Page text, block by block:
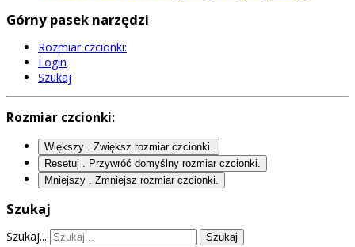
Górny pasek narzędzi
Rozmiar czcionki:
Login
Szukaj
Rozmiar czcionki:
Większy
. Zwiększ rozmiar czcionki.
Resetuj
. Przywróć domyślny rozmiar czcionki.
Mniejszy
. Zmniejsz rozmiar czcionki.
Szukaj
Szukaj... Szukaj